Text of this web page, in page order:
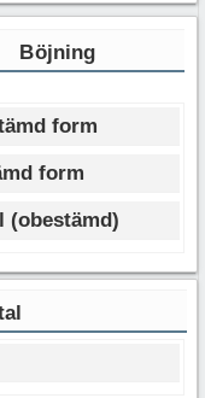
Böjning
form
form
(obestämd)